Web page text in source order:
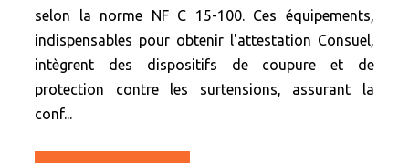
selon la norme NF C 15-100. Ces équipements,
indispensables pour obtenir l'attestation Consuel,
intègrent des dispositifs de coupure et de
protection contre les surtensions, assurant la
conf...